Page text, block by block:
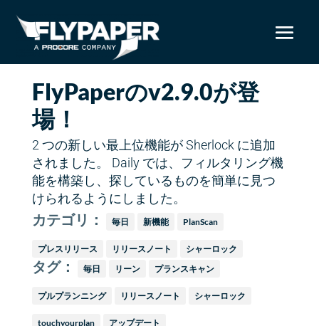
FlyPaperのv2.9.0が登
場！
2 つの新しい最上位機能が Sherlock に追加
されました。 Daily では、フィルタリング機
能を構築し、探しているものを簡単に見つ
けられるようにしました。
カテゴリ： 毎日 新機能 PlanScan
プレスリリース リリースノート シャーロック
タグ： 毎日 リーン プランスキャン
プルプランニング リリースノート シャーロック
touchyourplan アップデート